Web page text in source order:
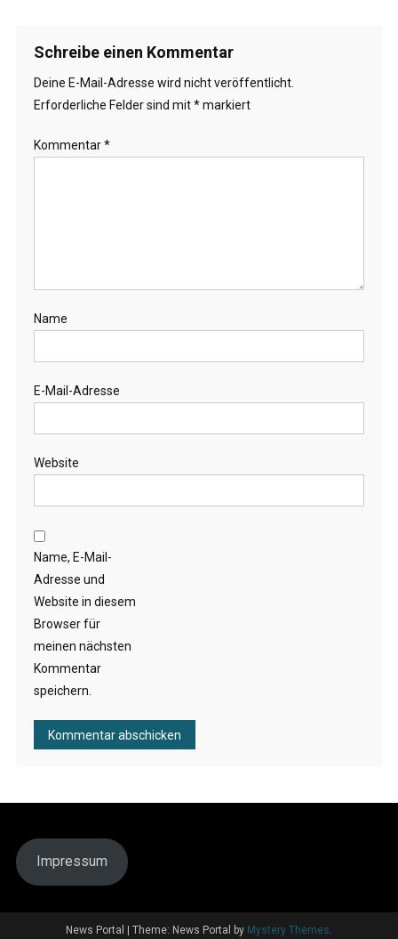
Schreibe einen Kommentar
Deine E-Mail-Adresse wird nicht veröffentlicht.
Erforderliche Felder sind mit*markiert
Kommentar*
Name
E-Mail-Adresse
Website
Name, E-Mail-
Adresse und
Website in diesem
Browser für
meinen nächsten
Kommentar
speichern.
Impressum
News Portal | Theme: News Portal by Mystery Themes.